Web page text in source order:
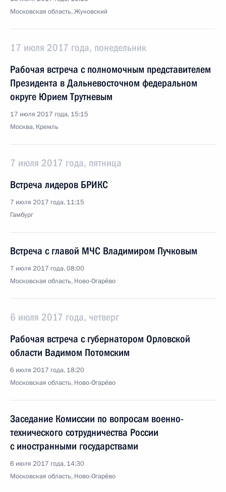
Московская область, Жуковский
17 июля 2017 года, понедельник
Рабочая встреча с полномочным представителем
Президента в Дальневосточном федеральном
округе Юрием Трутневым
17 июля 2017 года, 15:15
Москва, Кремль
7 июля 2017 года, пятница
Встреча лидеров БРИКС
7 июля 2017 года, 11:15
Гамбург
Встреча с главой МЧС Владимиром Пучковым
7 июля 2017 года, 08:00
Московская область, Ново-Огарёво
6 июля 2017 года, четверг
Рабочая встреча с губернатором Орловской
области Вадимом Потомским
6 июля 2017 года, 18:20
Московская область, Ново-Огарёво
Заседание Комиссии по вопросам военно-
технического сотрудничества России
с иностранными государствами
6 июля 2017 года, 14:30
Московская область, Ново-Огарёво